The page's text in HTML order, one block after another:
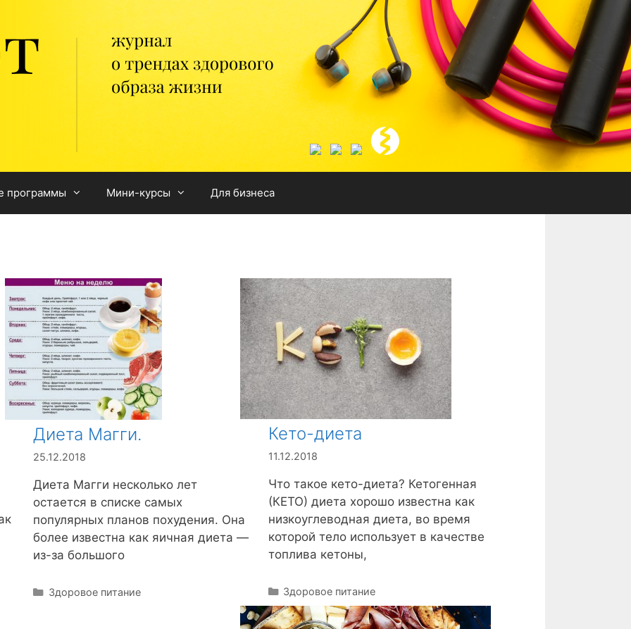
программы Мини-курсы Для бизнеса
Диета Магги.
25.12.2018
Диета Магги несколько лет
остается в списке самых
популярных планов похудения. Она
более известна как яичная диета —
из-за большого
Р
Здоровое питание
Кето-диета
11.12.2018
Что такое кето-диета? Кетогенная
(КЕТО) диета хорошо известна как
низкоуглеводная диета, во время
которой тело использует в качестве
топлива кетоны,
Р
у
б
Здоровое питание